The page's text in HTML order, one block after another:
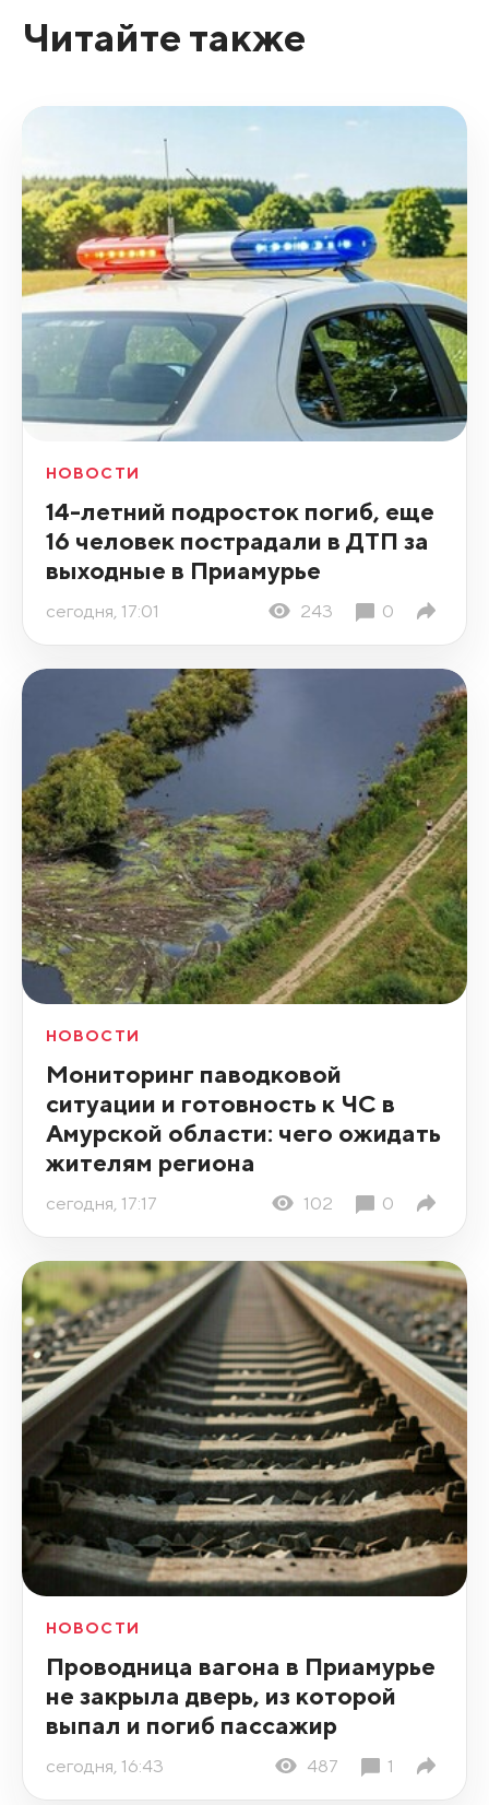
Читайте также
НОВОСТИ
14-летний подросток погиб, еще
16 человек пострадали в ДТП за
выходные в Приамурье
сегодня, 17:01 243 0
НОВОСТИ
Мониторинг паводковой
ситуации и готовность к ЧС в
Амурской области: чего ожидать
жителям региона
сегодня, 17:17 102 0
НОВОСТИ
Проводница вагона в Приамурье
не закрыла дверь, из которой
выпал и погиб пассажир
сегодня, 16:43 487 1